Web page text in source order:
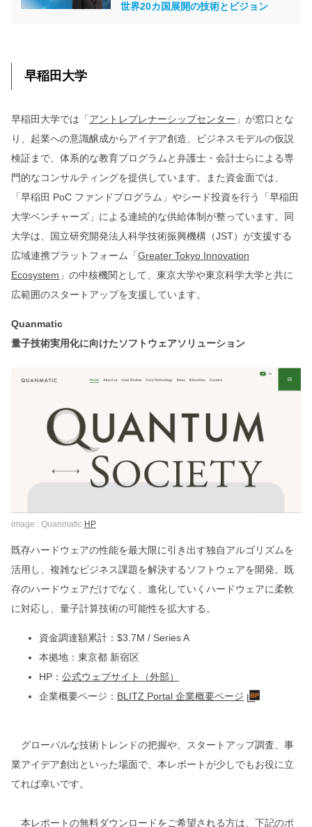
世界20カ国展開の技術とビジョン
早稲田大学
早稲田大学では「アントレプレナーシップセンター 」が窓口とな
り、起業への意識醸成からアイデア創造、ビジネスモデルの仮説
検証まで、体系的な教育プログラムと弁護士・会計士らによる専
門的なコンサルティングを提供しています。また資金面では、
「早稲田 PoC ファンドプログラム」やシード投資を行う「早稲田
大学ベンチャーズ」による連続的な供給体制が整っています。同
大学は、国立研究開発法人科学技術振興機構（JST）が支援する
広域連携プラットフォーム「Greater Tokyo Innovation
Ecosystem 」の中核機関として、東京大学や東京科学大学と共に
広範囲のスタートアップを支援しています。
Quanmatic
量子技術実用化に向けたソフトウェアソリューション
image : Quanmatic HP
既存ハードウェアの性能を最大限に引き出す独自アルゴリズムを
活用し、複雑なビジネス課題を解決するソフトウェアを開発。既
存のハードウェアだけでなく、進化していくハードウェアに柔軟
に対応し、量子計算技術の可能性を拡大する。
資金調達額累計：$3.7M / Series A
本拠地：東京都 新宿区
HP： 公式ウェブサイト（外部）
企業概要ページ： BLITZ Portal 企業概要ページ
グローバルな技術トレンドの把握や、スタートアップ調査、事
業アイデア創出といった場面で、本レポートが少しでもお役に立
てれば幸いです。
本レポートの無料ダウンロードをご希望される方は、下記のボ